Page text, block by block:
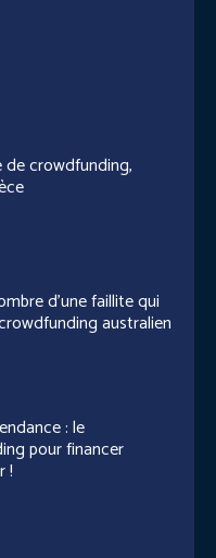
de crowdfunding,
d’une faillite qui
australien
: le
pour financer
!